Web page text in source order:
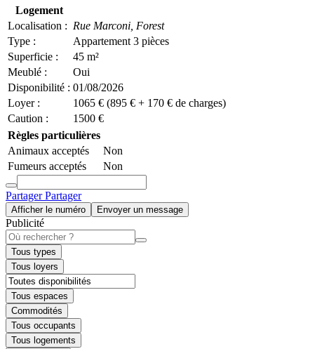
Logement
Localisation : Rue Marconi, Forest
Type :
Appartement 3 pièces
Superficie :
45 m²
Meublé :
Oui
Disponibilité : 01/08/2026
Loyer :
1065 € (895 € + 170 € de charges)
Caution :
1500 €
Règles particulières
Animaux acceptés
Non
Fumeurs acceptés
Non
PartagerPartager
Afficher le numéro Envoyer un message
Publicité
Tous types
Tous loyers
Tous espaces
Commodités
Tous occupants
Tous logements